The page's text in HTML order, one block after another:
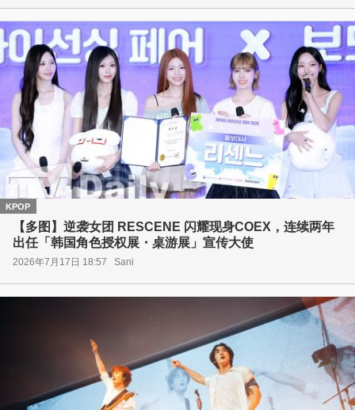
KPOP
【多图】逆袭女团 RESCENE 闪耀现身COEX，连续两年
出任「韩国角色授权展・桌游展」宣传大使
2026年7月17日 18:57 Sani